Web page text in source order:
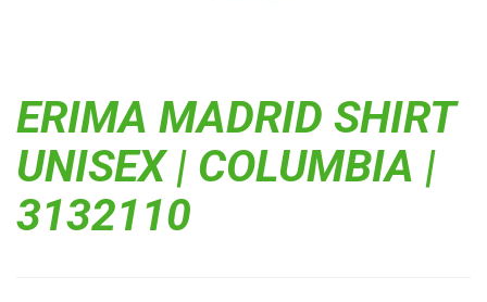
ERIMA MADRID SHIRT
UNISEX | COLUMBIA |
3132110